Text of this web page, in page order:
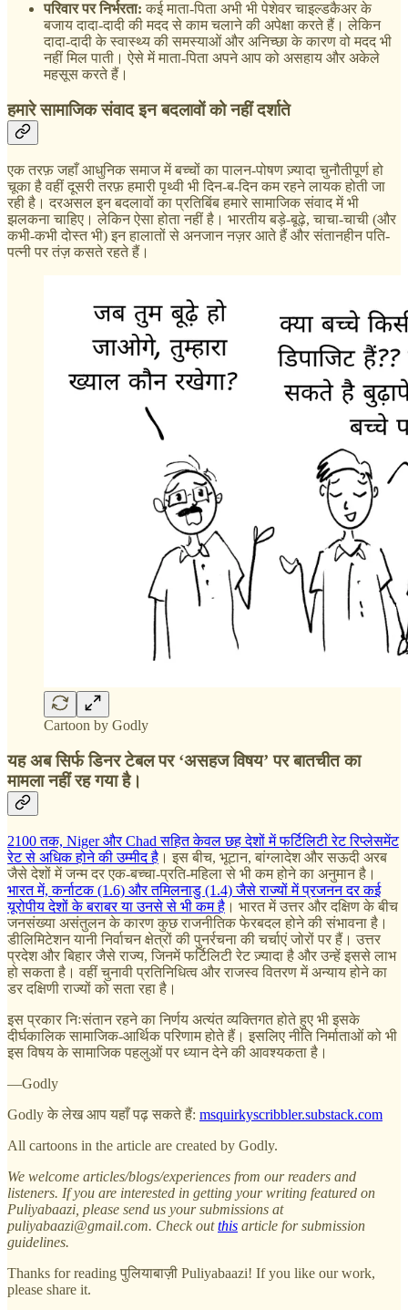
परिवार पर निर्भरता: कई माता-पिता अभी भी पेशेवर चाइल्डकैअर के
बजाय दादा-दादी की मदद से काम चलाने की अपेक्षा करते हैं। लेकिन
दादा-दादी के स्वास्थ्य की समस्याओं और अनिच्छा के कारण वो मदद भी
नहीं मिल पाती। ऐसे में माता-पिता अपने आप को असहाय और अकेले
महसूस करते हैं।
हमारे सामाजिक संवाद इन बदलावों को नहीं दर्शाते
एक तरफ़ जहाँ आधुनिक समाज में बच्चों का पालन-पोषण ज़्यादा चुनौतीपूर्ण हो
चूका है वहीं दूसरी तरफ़ हमारी पृथ्वी भी दिन-ब-दिन कम रहने लायक होती जा
रही है। दरअसल इन बदलावों का प्रतिबिंब हमारे सामाजिक संवाद में भी
झलकना चाहिए। लेकिन ऐसा होता नहीं है। भारतीय बड़े-बूढ़े, चाचा-चाची (और
कभी-कभी दोस्त भी) इन हालातों से अनजान नज़र आते हैं और संतानहीन पति-
पत्नी पर तंज़ कसते रहते हैं।
Cartoon by Godly
यह अब सिर्फ डिनर टेबल पर ‘असहज विषय’ पर बातचीत का
मामला नहीं रह गया है।
2100 तक, Niger और Chad सहित केवल छह देशों में फर्टिलिटी रेट रिप्लेसमेंट
रेट से अधिक होने की उम्मीद है । इस बीच, भूटान, बांग्लादेश और सऊदी अरब
जैसे देशों में जन्म दर एक-बच्चा-प्रति-महिला से भी कम होने का अनुमान है।
भारत में, कर्नाटक (1.6) और तमिलनाडु (1.4) जैसे राज्यों में प्रजनन दर कई
यूरोपीय देशों के बराबर या उनसे से भी कम है । भारत में उत्तर और दक्षिण के बीच
जनसंख्या असंतुलन के कारण कुछ राजनीतिक फेरबदल होने की संभावना है।
डीलिमिटेशन यानी निर्वाचन क्षेत्रों की पुनर्रचना की चर्चाएं जोरों पर हैं। उत्तर
प्रदेश और बिहार जैसे राज्य, जिनमें फर्टिलिटी रेट ज़्यादा है और उन्हें इससे लाभ
हो सकता है। वहीं चुनावी प्रतिनिधित्व और राजस्व वितरण में अन्याय होने का
डर दक्षिणी राज्यों को सता रहा है।
इस प्रकार निःसंतान रहने का निर्णय अत्यंत व्यक्तिगत होते हुए भी इसके
दीर्घकालिक सामाजिक-आर्थिक परिणाम होते हैं। इसलिए नीति निर्माताओं को भी
इस विषय के सामाजिक पहलुओं पर ध्यान देने की आवश्यकता है।
—Godly
Godly के लेख आप यहाँ पढ़ सकते हैं: msquirkyscribbler.substack.com
All cartoons in the article are created by Godly.
We welcome articles/blogs/experiences from our readers and
listeners. If you are interested in getting your writing featured on
Puliyabaazi, please send us your submissions at
puliyabaazi@gmail.com. Check outthis article for submission
guidelines.
Thanks for reading पुलियाबाज़ी Puliyabaazi! If you like our work,
please share it.